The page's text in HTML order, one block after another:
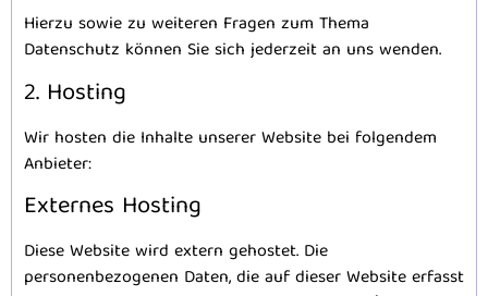
Hierzu sowie zu weiteren Fragen zum Thema
Datenschutz können Sie sich jederzeit an uns wenden.
2. Hosting
Wir hosten die Inhalte unserer Website bei folgendem
Anbieter:
Externes Hosting
Diese Website wird extern gehostet. Die
personenbezogenen Daten, die auf dieser Website erfasst